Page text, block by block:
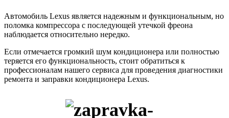
Автомобиль Lexus является надежным и функциональным, но
поломка компрессора с последующей утечкой фреона
наблюдается относительно нередко.
Если отмечается громкий шум кондиционера или полностью
теряется его функциональность, стоит обратиться к
профессионалам нашего сервиса для проведения диагностики
ремонта и заправки кондиционера Lexus.